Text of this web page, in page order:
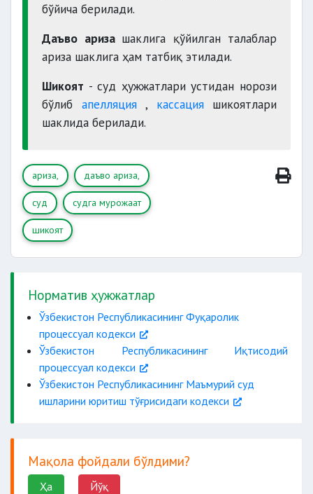
жавобгарнинг фамилияси,
талаби;
даъвонинг баҳоси;
тартибига риоя этилганлиги тўғрисидаги
маълумотлар,
руйхати.
давлат божи ва почта харажатлари
аризани имзолаш ваколатини
бўйича берилади.
Даъво ариза шаклига қўйилган талаблар
ариза шаклига ҳам татбиқ этилади.
Шикоят - суд ҳужжатлари устидан норози
бўлиб апелляция, кассацияшикоятлари
шаклида берилади.
ариза, даъво ариза,
суд судга мурожаат
шикоят
Норматив ҳужжатлар
Ўзбекистон Республикасининг Фуқаролик
процессуал кодекси
Ўзбекистон Республикасининг Иқтисодий
процессуал кодекси
Ўзбекистон Республикасининг Маъмурий суд
ишларини юритиш тўғрисидаги кодекси
Мақола фойдали бўлдими?
Ҳа Йўқ